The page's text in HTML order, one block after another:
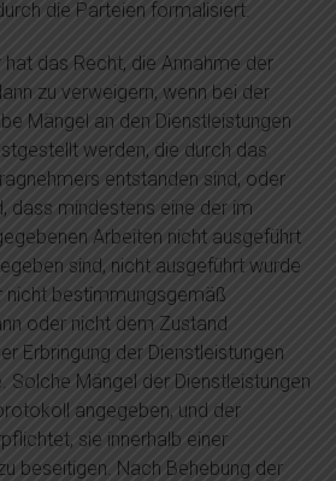
die Parteien formalisiert.
das Recht, die Annahme der
zu verweigern, wenn bei der
Mängel an den Dienstleistungen
werden, die durch das
entstanden sind, oder
dass mindestens eine der im
Arbeiten nicht ausgeführt
sind, nicht ausgeführt wurde
nicht bestimmungsgemäß
oder nicht dem Zustand
Erbringung der Dienstleistungen
Solche Mängel der Dienstleistungen
angegeben, und der
sie innerhalb einer
beseitigen. Nach Behebung der